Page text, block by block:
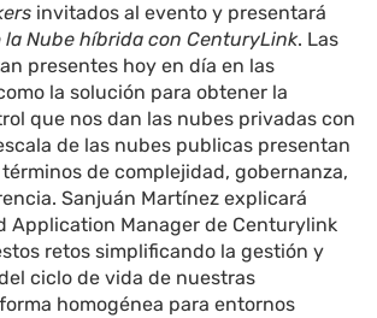
invitados al evento y presentará
la Nube híbrida con CenturyLink. Las
presentes hoy en día en las
la solución para obtener la
que nos dan las nubes privadas con
de las nubes publicas presentan
de complejidad, gobernanza,
Sanjuán Martínez explicará
Application Manager de Centurylink
retos simplificando la gestión y
ciclo de vida de nuestras
homogénea para entornos